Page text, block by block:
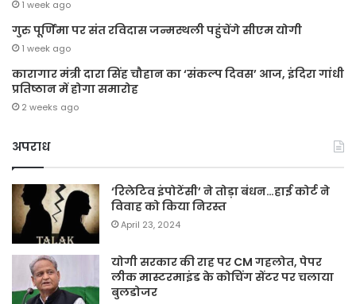
1 week ago
गुरु पूर्णिमा पर संत रविदास जन्मस्थली पहुंचेंगे सीएम योगी
1 week ago
कारागार मंत्री दारा सिंह चौहान का ‘संकल्प दिवस’ आज, इंदिरा गांधी
प्रतिष्ठान में होगा समारोह
2 weeks ago
अपराध
‘रिलेटिव इंपोटेंसी’ ने तोड़ा बंधन…हाई कोर्ट ने
विवाह को किया निरस्त
April 23, 2024
योगी सरकार की राह पर CM गहलोत, पेपर
लीक मास्टरमाइंड के कोचिंग सेंटर पर चलाया
बुलडोजर